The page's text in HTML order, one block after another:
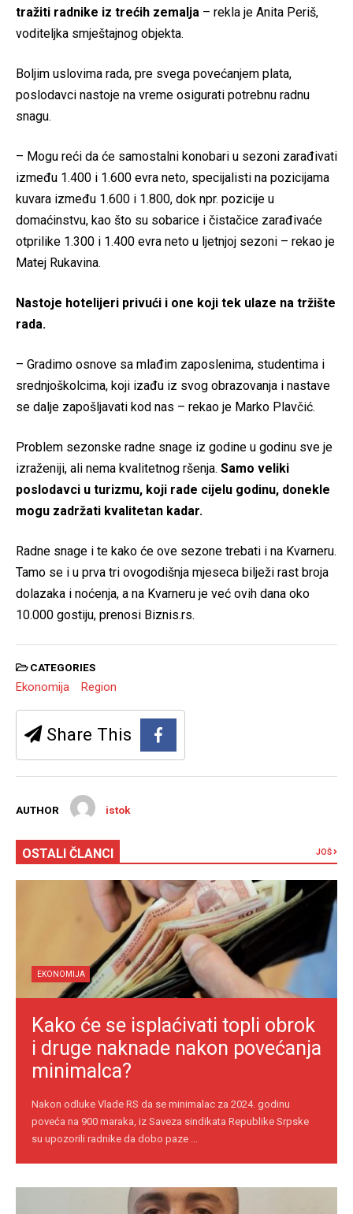
tražiti radnike iz trećih zemalja – rekla je Anita Periš,
voditeljka smještajnog objekta.
Boljim uslovima rada, pre svega povećanjem plata,
poslodavci nastoje na vreme osigurati potrebnu radnu
snagu.
– Mogu reći da će samostalni konobari u sezoni zarađivati
između 1.400 i 1.600 evra neto, specijalisti na pozicijama
kuvara između 1.600 i 1.800, dok npr. pozicije u
domaćinstvu, kao što su sobarice i čistačice zarađivaće
otprilike 1.300 i 1.400 evra neto u ljetnjoj sezoni – rekao je
Matej Rukavina.
Nastoje hotelijeri privući i one koji tek ulaze na tržište
rada.
– Gradimo osnove sa mlađim zaposlenima, studentima i
srednjoškolcima, koji izađu iz svog obrazovanja i nastave
se dalje zapošljavati kod nas – rekao je Marko Plavčić.
Problem sezonske radne snage iz godine u godinu sve je
izraženiji, ali nema kvalitetnog ršenja. Samo veliki
poslodavci u turizmu, koji rade cijelu godinu, donekle
mogu zadržati kvalitetan kadar.
Radne snage i te kako će ove sezone trebati i na Kvarneru.
Tamo se i u prva tri ovogodišnja mjeseca bilježi rast broja
dolazaka i noćenja, a na Kvarneru je već ovih dana oko
10.000 gostiju, prenosi Biznis.rs.
CATEGORIES
Ekonomija Region
Share This
AUTHOR istok
OSTALI ČLANCI JOŠ
EKONOMIJA
Kako će se isplaćivati topli obrok
i druge naknade nakon povećanja
minimalca?
Nakon odluke Vlade RS da se minimalac za 2024. godinu
poveća na 900 maraka, iz Saveza sindikata Republike Srpske
su upozorili radnike da dobo paze ...